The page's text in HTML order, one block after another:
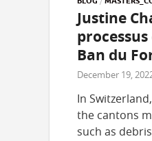
Justine
Ban du
December 19,
In
the cantons
such as